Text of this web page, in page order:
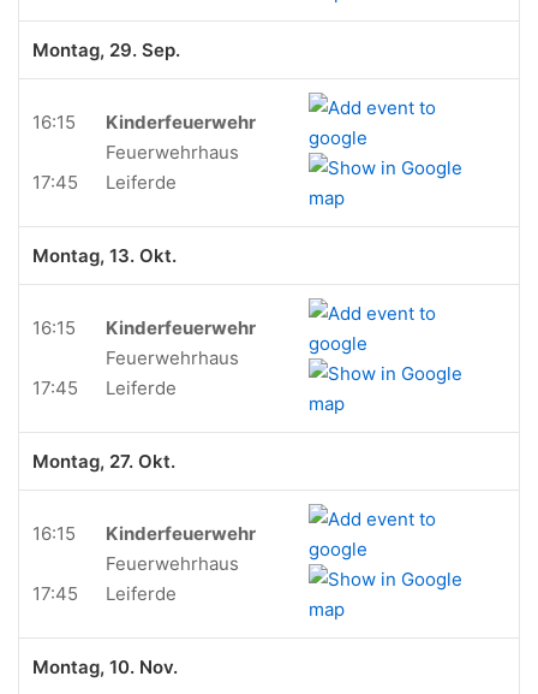
Montag, 29. Sep.
16:15
17:45
Kinderfeuerwehr
Feuerwehrhaus
Leiferde
Montag, 13. Okt.
16:15
17:45
Kinderfeuerwehr
Feuerwehrhaus
Leiferde
Montag, 27. Okt.
16:15
17:45
Kinderfeuerwehr
Feuerwehrhaus
Leiferde
Montag, 10. Nov.